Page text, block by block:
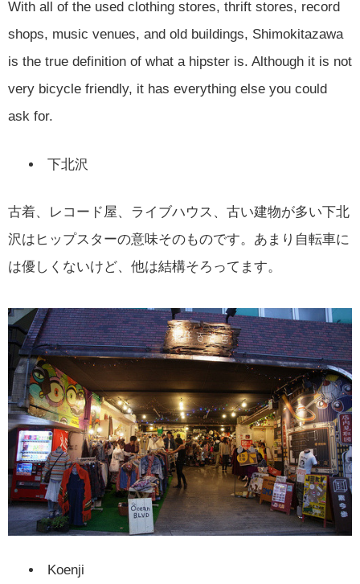
With all of the used clothing stores, thrift stores, record
shops, music venues, and old buildings, Shimokitazawa
is the true definition of what a hipster is. Although it is not
very bicycle friendly, it has everything else you could
ask for.
下北沢
古着、レコード屋、ライブハウス、古い建物が多い下北
沢はヒップスターの意味そのものです。あまり自転車に
は優しくないけど、他は結構そろってます。
Koenji